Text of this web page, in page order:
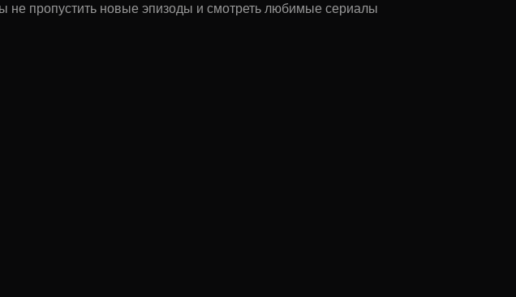
не пропустить новые эпизоды и смотреть любимые сериалы